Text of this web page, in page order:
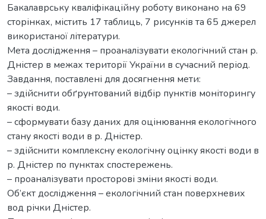
Бакалаврську кваліфікаційну роботу виконано на 69
сторінках, містить 17 таблиць, 7 рисунків та 65 джерел
використаної літератури.
Мета дослідження – проаналізувати екологічний стан р.
Дністер в межах території України в сучасний період.
Завдання, поставлені для досягнення мети:
– здійснити обґрунтований відбір пунктів моніторингу
якості води.
– сформувати базу даних для оцінювання екологічного
стану якості води в р. Дністер.
– здійснити комплексну екологічну оцінку якості води в
р. Дністер по пунктах спостережень.
– проаналізувати просторові зміни якості води.
Об’єкт дослідження – екологічний стан поверхневих
вод річки Дністер.